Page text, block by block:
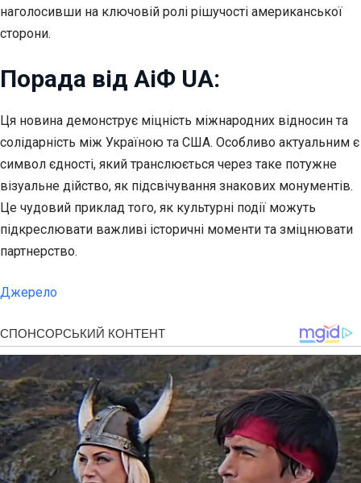
наголосивши на ключовій ролі рішучості американської
сторони.
Порада від АіФ UA:
Ця новина демонструє міцність міжнародних відносин та
солідарність між Україною та США. Особливо актуальним є
символ єдності, який транслюється через таке потужне
візуальне дійство, як підсвічування знакових монументів.
Це чудовий приклад того, як культурні події можуть
підкреслювати важливі історичні моменти та зміцнювати
партнерство.
Джерело